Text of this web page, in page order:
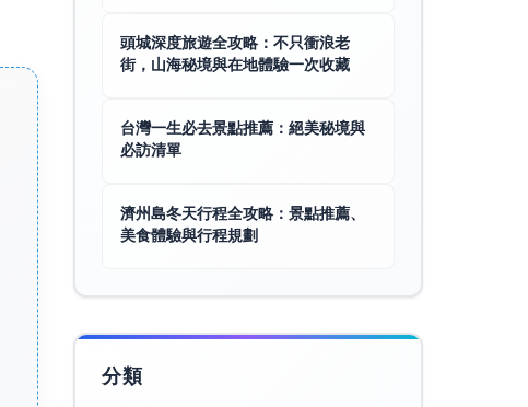
頭城深度旅遊全攻略：不只衝浪老
街，山海秘境與在地體驗一次收藏
台灣一生必去景點推薦：絕美秘境與
必訪清單
濟州島冬天行程全攻略：景點推薦、
美食體驗與行程規劃
分類